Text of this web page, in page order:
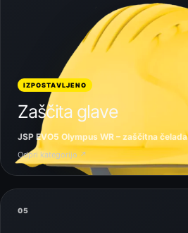
IZPOSTAVLJENO
Zaščita glave
JSP EVO5 Olympus WR – zaščitna čelada
Odpri kategorijo ↗
05